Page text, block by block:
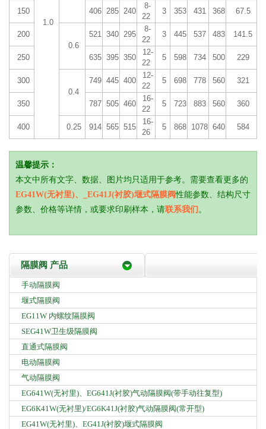
1.0
150 406 285 240
8-
22
3 353 431 368 67.5
200
0.6
521 340 295
8-
22
3 445 537 483 141.5
250 635 395 350
12-
22
5 598 734 500 229
300
0.4
749 445 400
12-
22
5 698 778 560 321
350 787 505 460
16-
22
5 723 883 560 360
400 0.25 914 565 515
16-
26
5 868 1078 640 584
温馨提示：
本文中所有文字、数据、图片均只适用于参考。需要查看更多的
EG41W(无衬里)、_EG41J(衬胶)堰式隔膜阀性能参数、结构尺寸
参数、价格等详情，或要求印刷样本，请联系我们 。
隔膜阀 产品
手动隔膜阀
堰式隔膜阀
EG11W 内螺纹隔膜阀
SEG41W卫生级隔膜阀
直通式隔膜阀
电动隔膜阀
气动隔膜阀
EG641W(无衬里)、EG641J(衬胶)气动隔膜阀(带手动往复型)
EG6K41W(无衬里)/EG6K41J(衬胶)气动隔膜阀(常开型)
EG41W(无衬里)、EG41J(衬胶)堰式隔膜阀